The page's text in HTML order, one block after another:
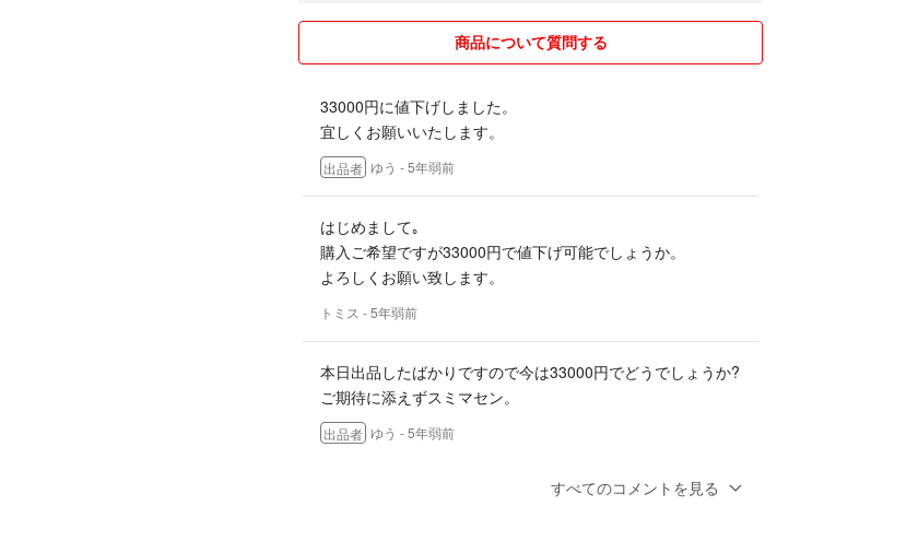
商品について質問する
33000円に値下げしました。
宜しくお願いいたします。
出品者 ゆう - 5年弱前
はじめまして｡
購入ご希望ですが33000円で値下げ可能でしょうか。
よろしくお願い致します。
トミス - 5年弱前
本日出品したばかりですので今は33000円でどうでしょうか?
ご期待に添えずスミマセン。
出品者 ゆう - 5年弱前
ありがとうございます。30000円近くになりませんでしょう
すべてのコメントを見る